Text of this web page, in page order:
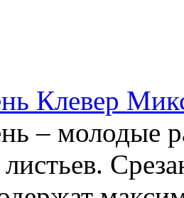
Клевер
– молодые